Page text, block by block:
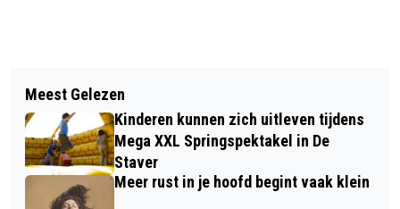
BLIJF STERK EN ZEKER BEWEGEN MET
DE CURSUS ZEKERBEWEGEN
SUCCESVOLLE VERKEERSCONTROLE
IN SOMMELSDIJK
Meest Gelezen
Kinderen kunnen zich uitleven tijdens
Mega XXL Springspektakel in De
Staver
Meer rust in je hoofd begint vaak klein